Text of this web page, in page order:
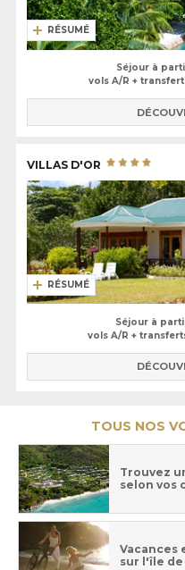
RÉSUMÉ
Séjour à
vols A/R +
VILLAS D'OR
RÉSUMÉ
Séjour à
vols A/R +
TOUS NOS
Trouvez
selon vos
Vacances
sur l'île de